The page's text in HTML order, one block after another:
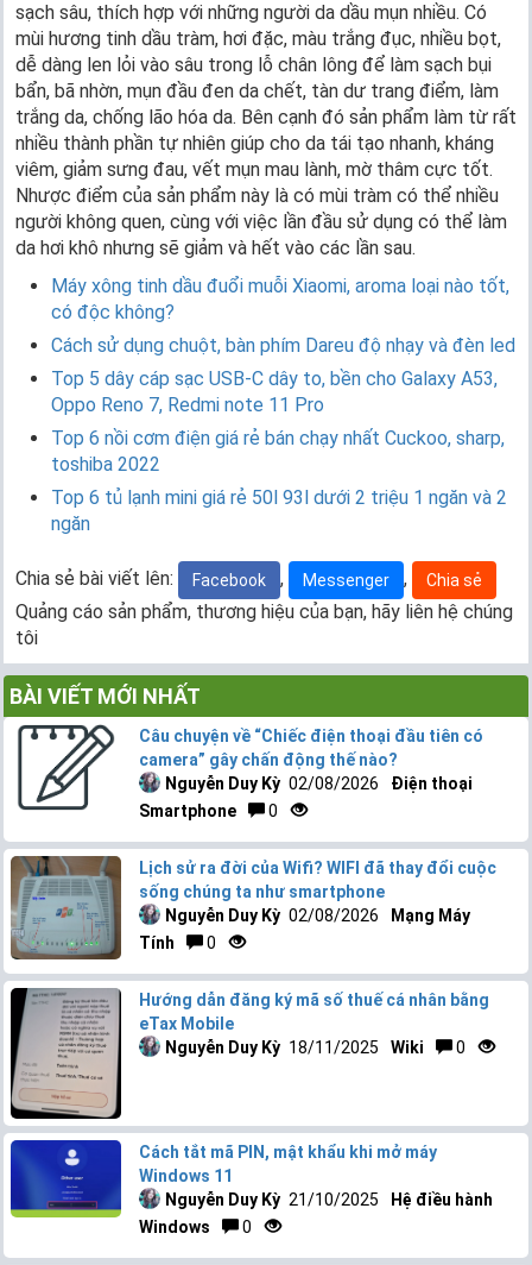
sạch sâu, thích hợp với những người da dầu mụn nhiều. Có
mùi hương tinh dầu tràm, hơi đặc, màu trắng đục, nhiều bọt,
dễ dàng len lỏi vào sâu trong lỗ chân lông để làm sạch bụi
bẩn, bã nhờn, mụn đầu đen da chết, tàn dư trang điểm, làm
trắng da, chống lão hóa da. Bên cạnh đó sản phẩm làm từ rất
nhiều thành phần tự nhiên giúp cho da tái tạo nhanh, kháng
viêm, giảm sưng đau, vết mụn mau lành, mờ thâm cực tốt.
Nhược điểm của sản phẩm này là có mùi tràm có thể nhiều
người không quen, cùng với việc lần đầu sử dụng có thể làm
da hơi khô nhưng sẽ giảm và hết vào các lần sau.
Máy xông tinh dầu đuổi muỗi Xiaomi, aroma loại nào tốt,
có độc không?
Cách sử dụng chuột, bàn phím Dareu độ nhạy và đèn led
Top 5 dây cáp sạc USB-C dây to, bền cho Galaxy A53,
Oppo Reno 7, Redmi note 11 Pro
Top 6 nồi cơm điện giá rẻ bán chạy nhất Cuckoo, sharp,
toshiba 2022
Top 6 tủ lạnh mini giá rẻ 50l 93l dưới 2 triệu 1 ngăn và 2
ngăn
Chia sẻ bài viết lên: Facebook , Messenger , Chia sẻ
Quảng cáo sản phẩm, thương hiệu của bạn, hãy liên hệ chúng
tôi
BÀI VIẾT MỚI NHẤT
Câu chuyện về “Chiếc điện thoại đầu tiên có
camera” gây chấn động thế nào?
Nguyễn Duy Kỳ 02/08/2026
Điện thoại
Smartphone
0
Lịch sử ra đời của Wifi? WIFI đã thay đổi cuộc
sống chúng ta như smartphone
Nguyễn Duy Kỳ 02/08/2026
Mạng Máy
Tính
0
Hướng dẫn đăng ký mã số thuế cá nhân bằng
eTax Mobile
Nguyễn Duy Kỳ 18/11/2025 Wiki 0
Cách tắt mã PIN, mật khẩu khi mở máy
Windows 11
Nguyễn Duy Kỳ 21/10/2025
Hệ điều hành
Windows
0